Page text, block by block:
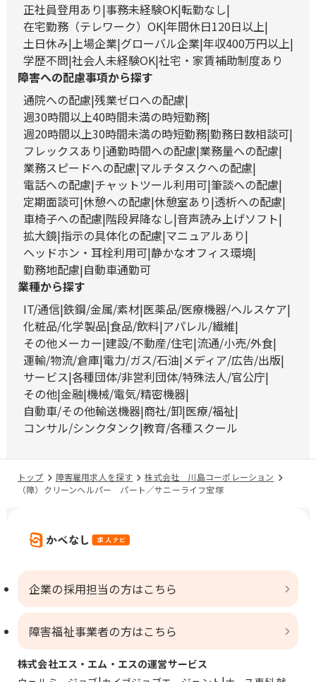
正社員登用あり 事務未経験OK 転勤なし
在宅勤務（テレワーク）OK 年間休日120日以上
土日休み 上場企業 グローバル企業 年収400万円以上
学歴不問 社会人未経験OK 社宅・家賃補助制度あり
障害への配慮事項から探す
通院への配慮 残業ゼロへの配慮
週30時間以上40時間未満の時短勤務
週20時間以上30時間未満の時短勤務 勤務日数相談可
フレックスあり 通勤時間への配慮 業務量への配慮
業務スピードへの配慮 マルチタスクへの配慮
電話への配慮 チャットツール利用可 筆談への配慮
定期面談可 休憩への配慮 休憩室あり 透析への配慮
車椅子への配慮 階段昇降なし 音声読み上げソフト
拡大鏡 指示の具体化の配慮 マニュアルあり
ヘッドホン・耳栓利用可 静かなオフィス環境
勤務地配慮 自動車通勤可
業種から探す
IT/通信 鉄鋼/金属/素材 医薬品/医療機器/ヘルスケア
化粧品/化学製品 食品/飲料 アパレル/繊維
その他メーカー 建設/不動産/住宅 流通/小売/外食
運輸/物流/倉庫 電力/ガス/石油 メディア/広告/出版
サービス 各種団体/非営利団体/特殊法人/官公庁
その他 金融 機械/電気/精密機器
自動車/その他輸送機器 商社/卸 医療/福祉
コンサル/シンクタンク 教育/各種スクール
トップ 障害雇用求人を探す
株式会社 川島コーポレーション
（障）クリーンヘルパー パート／サニーライフ宝塚
企業の採用担当の方はこちら
障害福祉事業者の方はこちら
株式会社エス・エム・エスの運営サービス